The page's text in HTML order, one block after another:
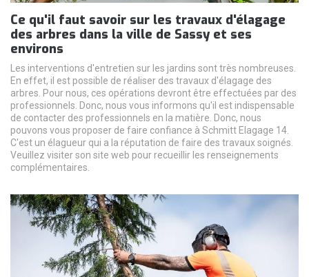
Ce qu'il faut savoir sur les travaux d'élagage
des arbres dans la ville de Sassy et ses
environs
Les interventions d'entretien sur les jardins sont très nombreuses.
En effet, il est possible de réaliser des travaux d'élagage des
arbres. Pour nous, ces opérations devront être effectuées par des
professionnels. Donc, nous vous informons qu'il est indispensable
de contacter des professionnels en la matière. Donc, nous
pouvons vous proposer de faire confiance à Schmitt Elagage 14.
C'est un élagueur qui a la réputation de faire des travaux soignés.
Veuillez visiter son site web pour recueillir les renseignements
complémentaires.